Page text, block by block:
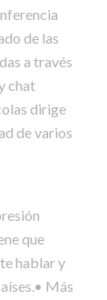
de las
a través
chat
dirige
de varios
que
hablar y
Más